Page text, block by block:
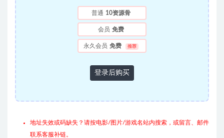
普通 10资源骨
会员 免费
永久会员 免费 推荐
登录后购买
地址失效或码缺失？请按电影/图片/游戏名站内搜索，或留言、邮件
联系客服补链。